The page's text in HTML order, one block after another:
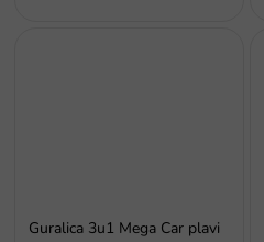
Guralica 3u1 Mega Car plavi